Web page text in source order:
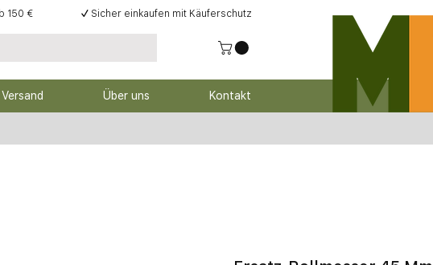
Über uns Kontakt
150 € ✓ Sicher einkaufen mit Käuferschutz